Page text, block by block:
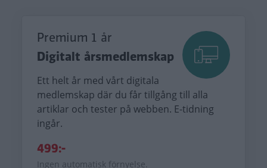
Premium 1 år
Digitalt årsmedlemskap
Ett helt år med vårt digitala
medlemskap där du får tillgång till alla
artiklar och tester på webben. E-tidning
ingår.
499:-
Ingen automatisk förnyelse.